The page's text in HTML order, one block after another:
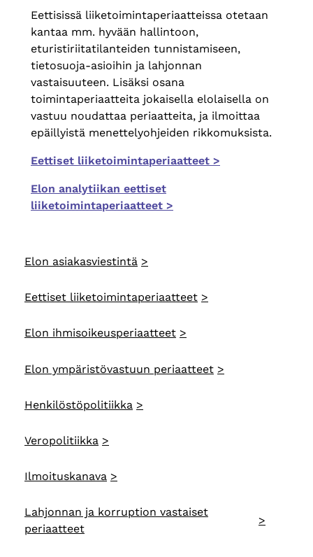
Eettisissä liiketoimintaperiaatteissa otetaan
kantaa mm. hyvään hallintoon,
eturistiriitatilanteiden tunnistamiseen,
tietosuoja-asioihin ja lahjonnan
vastaisuuteen. Lisäksi osana
toimintaperiaatteita jokaisella elolaisella on
vastuu noudattaa periaatteita, ja ilmoittaa
epäillyistä menettelyohjeiden rikkomuksista.
Eettiset liiketoimintaperiaatteet >
Elon analytiikan eettiset
liiketoimintaperiaatteet >
Elon asiakasviestintä
Eettiset liiketoimintaperiaatteet
Elon ihmisoikeusperiaatteet
Elon ympäristövastuun periaatteet
Henkilöstöpolitiikka
Veropolitiikka
Ilmoituskanava
Lahjonnan ja korruption vastaiset
periaatteet